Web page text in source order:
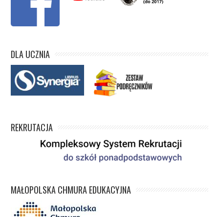
DLA UCZNIA
REKRUTACJA
MAŁOPOLSKA CHMURA EDUKACYJNA